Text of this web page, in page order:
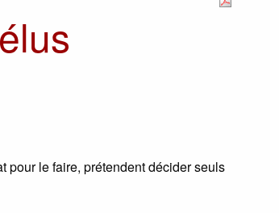
pour le faire, prétendent décider seuls